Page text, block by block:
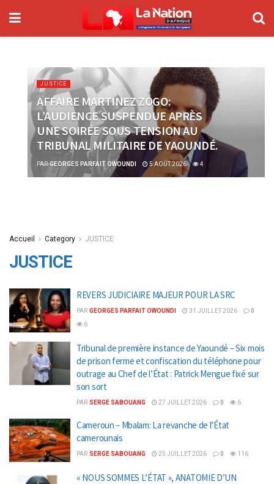
JUSTICE
AFFAIRE MARTINEZ ZOGO:
L’AUDIENCE SUSPENDUE APRÈS
UNE SOIRÉE SOUS TENSION AU
TRIBUNAL MILITAIRE DE YAOUNDÉ.
PAR GEORGES PARFAIT OWOUNDI 5 AOÛT 2026 4
Accueil Category JUSTICE
JUSTICE
REVERS JUDICIAIRE MAJEUR POUR LA SRC
PAR GEORGES PARFAIT OWOUNDI 31 JUILLET 2026
0
6
Tribunal de première instance de Yaoundé – Six mois
de prison ferme et confiscation du téléphone pour
outrage au Chef de l’État : Patrick Mengue fixé sur
son sort
PAR SERGE SABOUANG 27 JUILLET 2026 0 6
Cameroun – Mbalam: La revanche de l’État
camerounais
PAR SERGE SABOUANG 25 JUILLET 2026 0 116
« NOUS SOMMES L’ÉTAT », ANATOMIE D’UN